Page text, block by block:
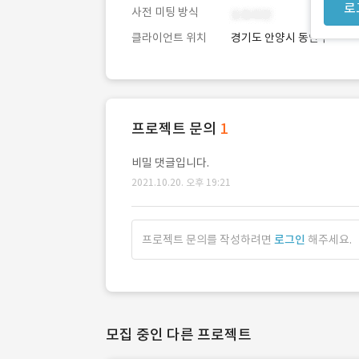
로
사전 미팅 방식
클라이언트 위치
경기도 안양시 동안구
프로젝트 문의 1
비밀 댓글입니다.
2021.10.20. 오후 19:21
프로젝트 문의를 작성하려면 로그인 해주세요.
모집 중인 다른 프로젝트